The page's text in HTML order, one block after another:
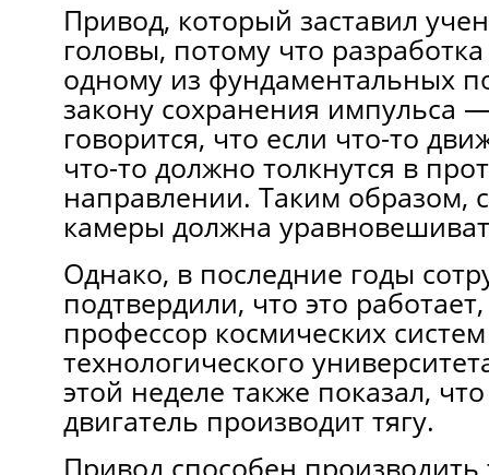
Привод, который заставил
головы, потому что
одному из фундаментальных
закону сохранения импульса
говорится, что если что-то
что-то должно толкнутся в
направлении. Таким образом,
камеры должна
Однако, в последние годы
подтвердили, что это
профессор космических
технологического
этой неделе также показал, что
двигатель производит тягу.
Привод способен производить